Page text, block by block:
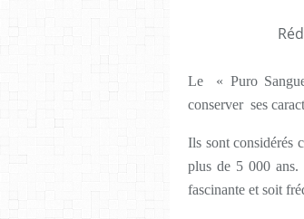
Le « Puro
conserver ses
Ils sont considérés
plus de 5 000 ans.
fascinante et soit